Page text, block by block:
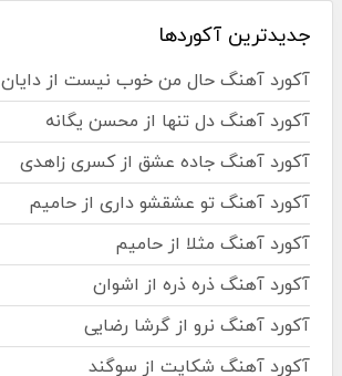
جدیدترین آکوردها
آکورد آهنگ حال من خوب نیست از دایان
آکورد آهنگ دل تنها از محسن یگانه
آکورد آهنگ جاده عشق از کسری زاهدی
آکورد آهنگ تو عشقشو داری از حامیم
آکورد آهنگ مثلا از حامیم
آکورد آهنگ ذره ذره از اشوان
آکورد آهنگ نرو از گرشا رضایی
آکورد آهنگ شکایت از سوگند